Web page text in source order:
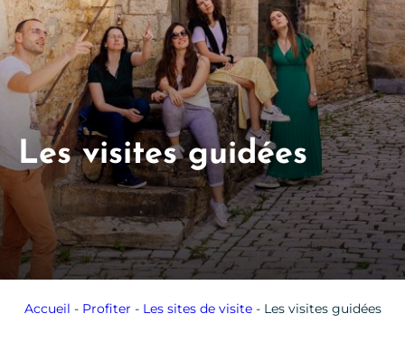
Les visites guidées
Accueil - Profiter - Les sites de visite- Les visites guidées